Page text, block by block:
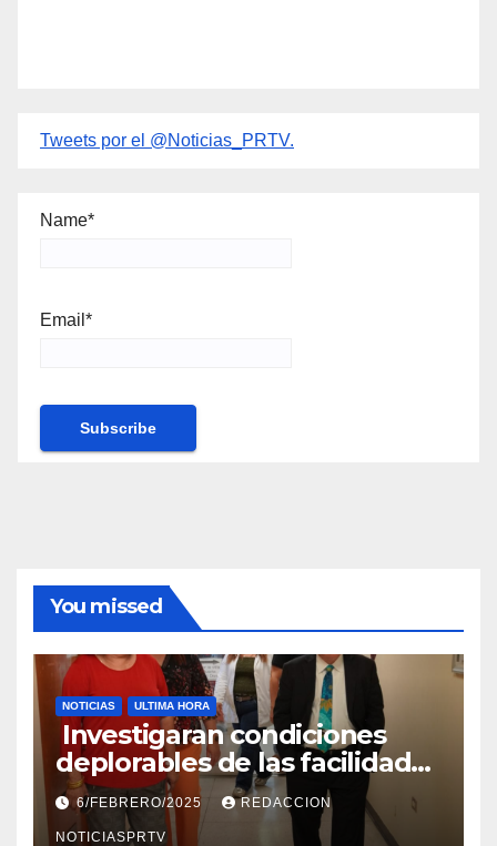
Tweets por el @Noticias_PRTV.
Name*
Email*
You missed
NOTICIAS ULTIMA HORA
Investigaran condiciones
deplorables de las facilidades
el Departamento de la Salud
en Mayagüez
6/FEBRERO/2025 REDACCION
NOTICIASPRTV